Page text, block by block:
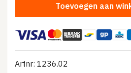
Toevoegen aan
Artnr: 1236.02